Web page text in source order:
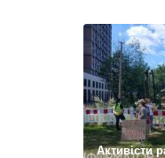
подання
образив його
Міський голова
новопризначеного
Корецького, із
звільненняАктивісти